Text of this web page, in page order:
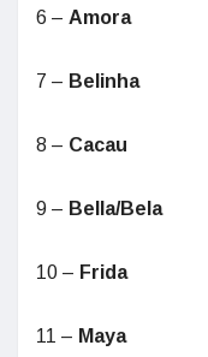
6 – Amora
7 – Belinha
8 – Cacau
9 – Bella/Bela
10 – Frida
11 – Maya